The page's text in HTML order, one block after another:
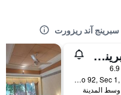
آند ريزورت
مينجاو سبرينج هوتل
No 92, Sec 1, Dongguan Rd, تايتشونغ, تايوان